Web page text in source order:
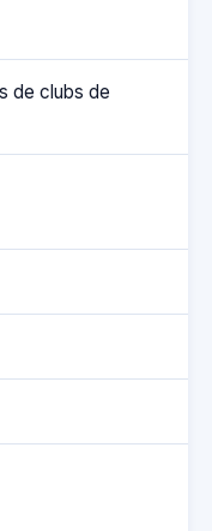
de clubs de